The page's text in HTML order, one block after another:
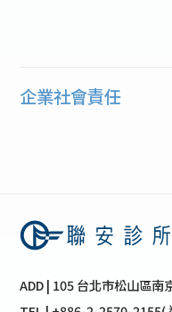
企業社會責任
ADD | 105 台北市松山區南